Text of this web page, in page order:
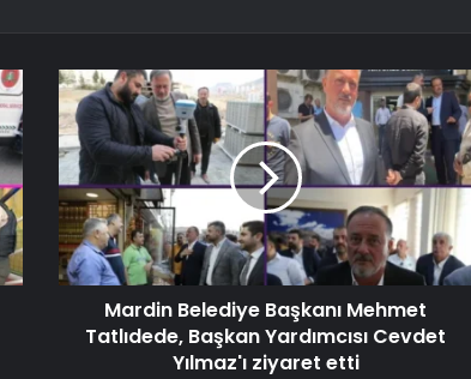
Mardin Belediye Başkanı Mehmet
Tatlıdede, Başkan Yardımcısı Cevdet
Yılmaz'ı ziyaret etti